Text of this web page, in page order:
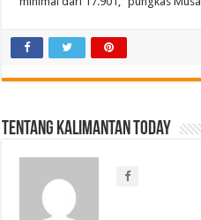
Tentang Kalimantan Today